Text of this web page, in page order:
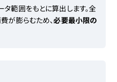
範囲をもとに算出します。全
が膨らむため、必要最小限の